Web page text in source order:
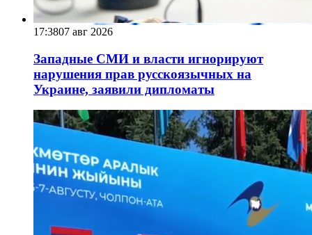
17:3807 авг 2026
Западные СМИ и власти игнорируют
нарушения прав русскоязычных на
Украине, заявили дипломаты